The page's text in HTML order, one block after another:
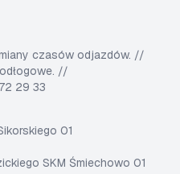
01
SKM Śmiechowo 01
czasów odjazdów. //
//
29 33